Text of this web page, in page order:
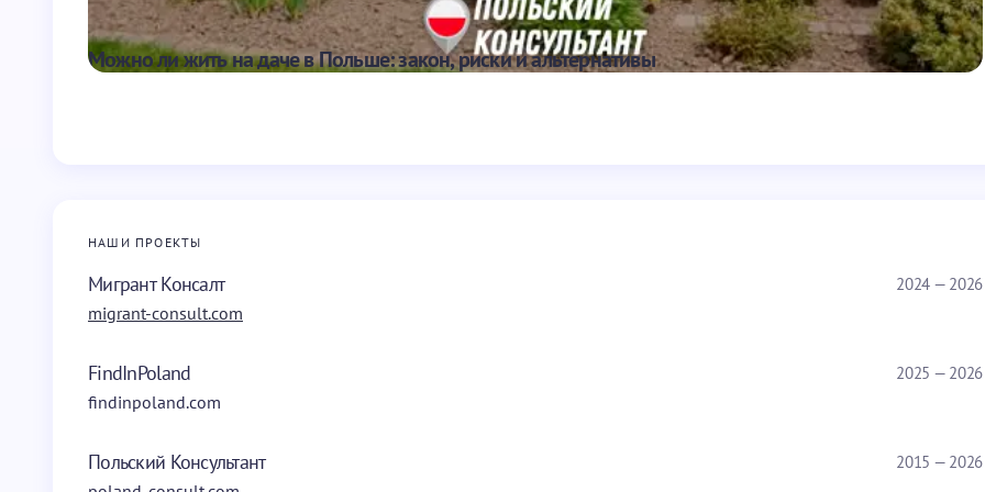
Можно ли жить на даче в Польше: закон, риски и альтернативы
НАШИ ПРОЕКТЫ
Мигрант Консалт 2024 — 2026
migrant-consult.com
FindInPoland 2025 — 2026
findinpoland.com
Польский Консультант 2015 — 2026